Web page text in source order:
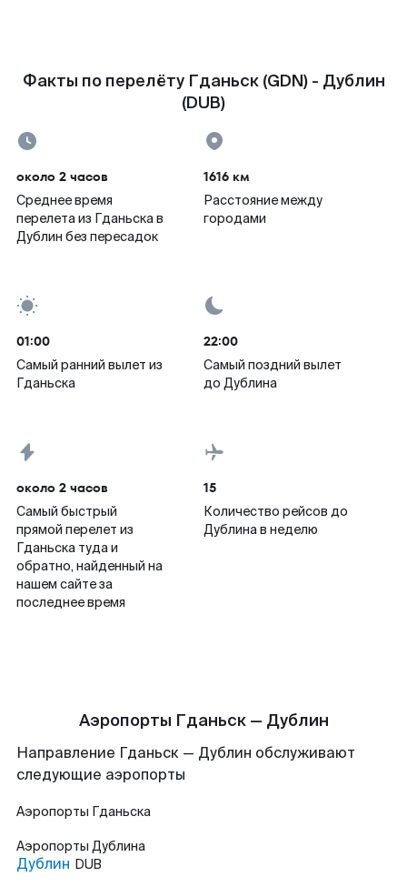
Факты по перелёту Гданьск (GDN) - Дублин
(DUB)
около 2 часов
Среднее время
перелета из Гданьска в
Дублин без пересадок
1616 км
Расстояние между
городами
01:00
Самый ранний вылет из
Гданьска
22:00
Самый поздний вылет
до Дублина
около 2 часов
Самый быстрый
прямой перелет из
Гданьска туда и
обратно, найденный на
нашем сайте за
последнее время
15
Количество рейсов до
Дублина в неделю
Аэропорты Гданьск — Дублин
Направление Гданьск — Дублин обслуживают
следующие аэропорты
Аэропорты Гданьска
Аэропорты Дублина
Дублин DUB